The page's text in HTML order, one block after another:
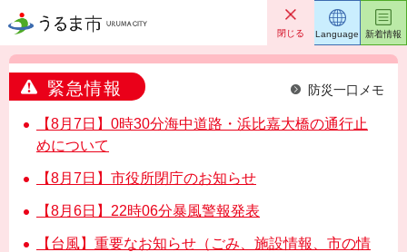
うるま市 閉じる
緊急情報 防災一口メモ
【8月7日】0時30分海中道路・浜比嘉大橋の通行止
めについて
【8月7日】市役所閉庁のお知らせ
【8月6日】22時06分暴風警報発表
【台風】重要なお知らせ（ごみ、施設情報、市の情
Language 新着情報